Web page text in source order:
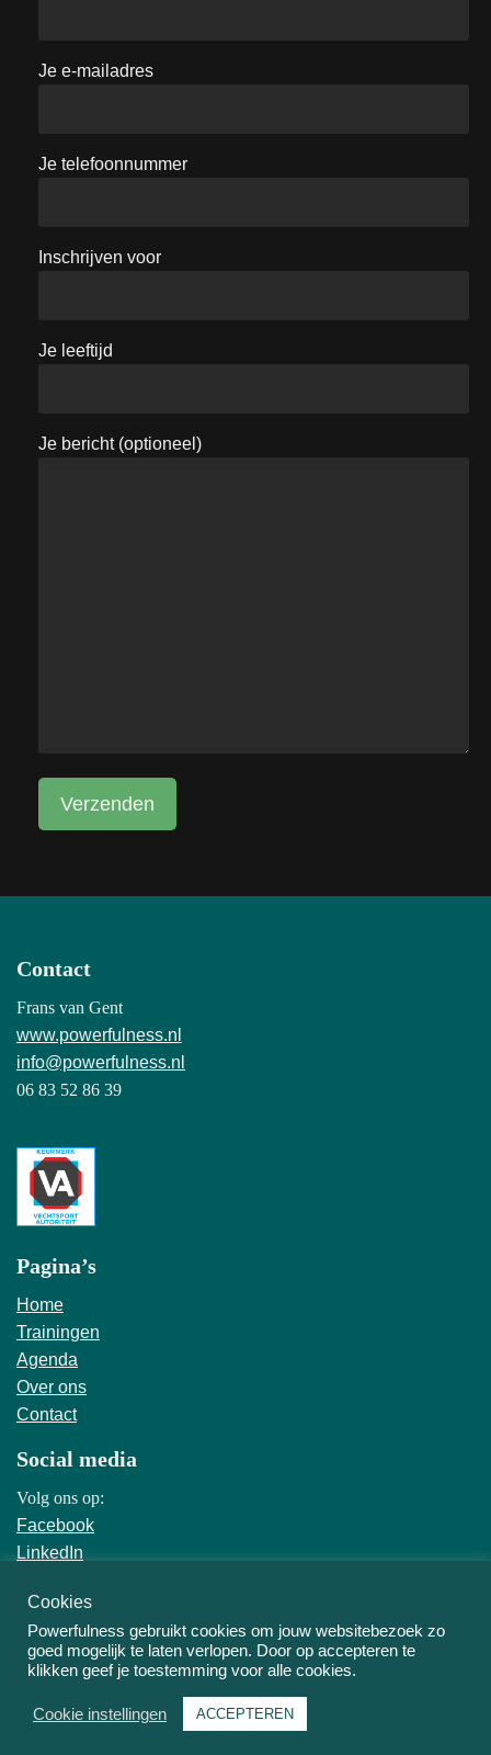
Je e-mailadres
Je telefoonnummer
Inschrijven voor
Je leeftijd
Je bericht (optioneel)
Contact
Frans van Gent
www.powerfulness.nl
info@powerfulness.nl
06 83 52 86 39
Pagina’s
Home
Trainingen
Agenda
Over ons
Contact
Social media
Volg ons op:
Facebook
LinkedIn
Overig
Cookiebeleid
Cookies
Powerfulness gebruikt cookies om jouw websitebezoek zo
goed mogelijk te laten verlopen. Door op accepteren te
klikken geef je toestemming voor alle cookies.
Cookie instellingen ACCEPTEREN